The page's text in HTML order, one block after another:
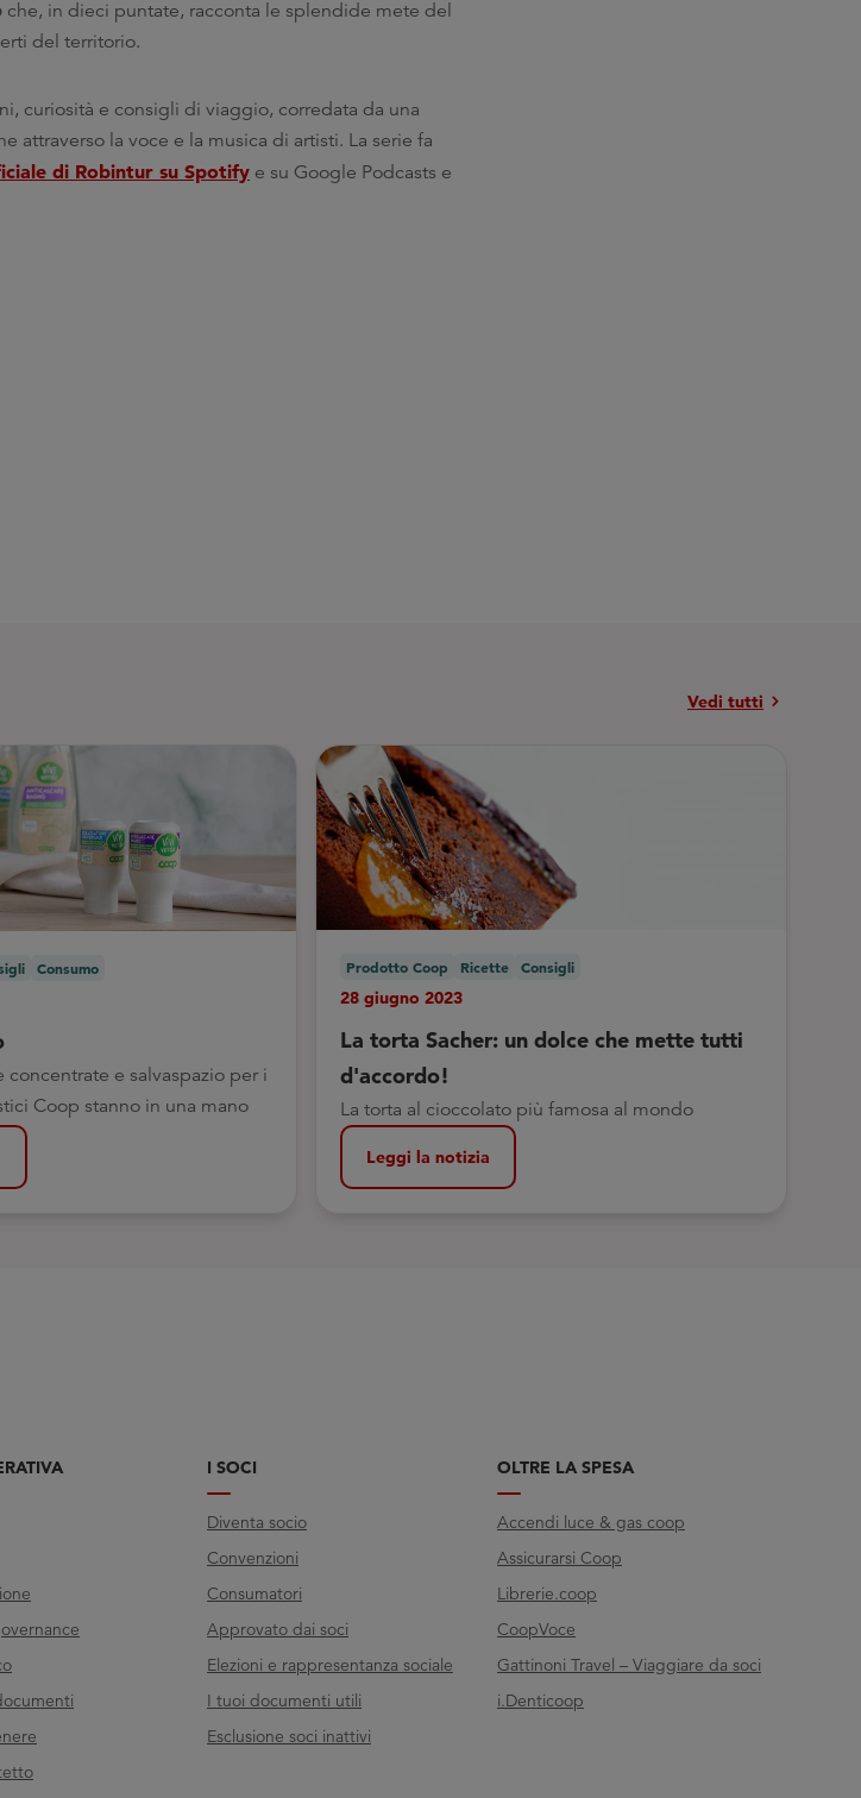
che, in dieci puntate, racconta le splendide mete del
del territorio.
curiosità e consigli di viaggio, corredata da una
attraverso la voce e la musica di artisti. La serie fa
di Robintur su Spotify e su Google Podcasts e
Vedi tutti chevron_right
Consumo
concentrate e salvaspazio per i
Coop stanno in una mano
Prodotto Coop Ricette Consigli
28 giugno 2023
La torta Sacher: un dolce che mette tutti
d'accordo!
La torta al cioccolato più famosa al mondo
Leggi la notizia
I SOCI
Diventa socio
Convenzioni
Consumatori
Approvato dai soci
Elezioni e rappresentanza sociale
I tuoi documenti utili
Esclusione soci inattivi
OLTRE LA SPESA
Accendi luce & gas coop
Assicurarsi Coop
Librerie.coop
CoopVoce
Gattinoni Travel – Viaggiare da soci
i.Denticoop